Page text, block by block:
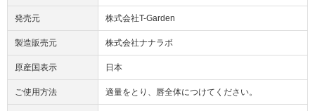
発売元 株式会社T-Garden
製造販売元 株式会社ナナラボ
原産国表示 日本
ご使用方法 適量をとり、唇全体につけてください。